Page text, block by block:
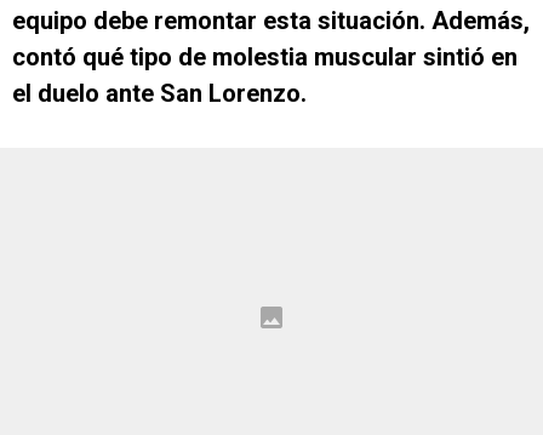
equipo debe remontar esta situación. Además,
contó qué tipo de molestia muscular sintió en
el duelo ante San Lorenzo.